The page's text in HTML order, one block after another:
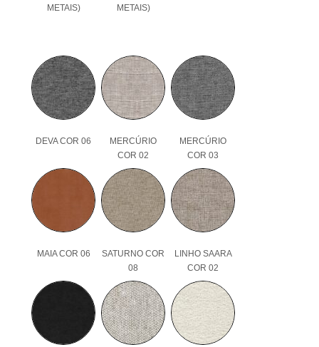
METAIS) METAIS)
DEVA COR 06
MERCÚRIO
COR 02
MERCÚRIO
COR 03
MAIA COR 06
SATURNO COR
08
LINHO SAARA
COR 02